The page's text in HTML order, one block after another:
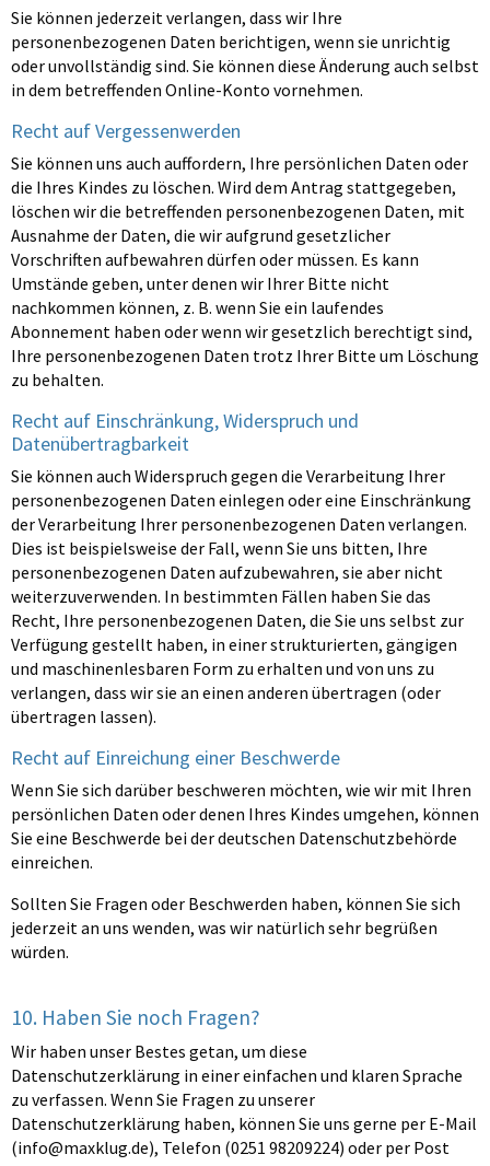
Sie können jederzeit verlangen, dass wir Ihre
personenbezogenen Daten berichtigen, wenn sie unrichtig
oder unvollständig sind. Sie können diese Änderung auch selbst
in dem betreffenden Online-Konto vornehmen.
Recht auf Vergessenwerden
Sie können uns auch auffordern, Ihre persönlichen Daten oder
die Ihres Kindes zu löschen. Wird dem Antrag stattgegeben,
löschen wir die betreffenden personenbezogenen Daten, mit
Ausnahme der Daten, die wir aufgrund gesetzlicher
Vorschriften aufbewahren dürfen oder müssen. Es kann
Umstände geben, unter denen wir Ihrer Bitte nicht
nachkommen können, z. B. wenn Sie ein laufendes
Abonnement haben oder wenn wir gesetzlich berechtigt sind,
Ihre personenbezogenen Daten trotz Ihrer Bitte um Löschung
zu behalten.
Recht auf Einschränkung, Widerspruch und
Datenübertragbarkeit
Sie können auch Widerspruch gegen die Verarbeitung Ihrer
personenbezogenen Daten einlegen oder eine Einschränkung
der Verarbeitung Ihrer personenbezogenen Daten verlangen.
Dies ist beispielsweise der Fall, wenn Sie uns bitten, Ihre
personenbezogenen Daten aufzubewahren, sie aber nicht
weiterzuverwenden. In bestimmten Fällen haben Sie das
Recht, Ihre personenbezogenen Daten, die Sie uns selbst zur
Verfügung gestellt haben, in einer strukturierten, gängigen
und maschinenlesbaren Form zu erhalten und von uns zu
verlangen, dass wir sie an einen anderen übertragen (oder
übertragen lassen).
Recht auf Einreichung einer Beschwerde
Wenn Sie sich darüber beschweren möchten, wie wir mit Ihren
persönlichen Daten oder denen Ihres Kindes umgehen, können
Sie eine Beschwerde bei der deutschen Datenschutzbehörde
einreichen.
Sollten Sie Fragen oder Beschwerden haben, können Sie sich
jederzeit an uns wenden, was wir natürlich sehr begrüßen
würden.
10. Haben Sie noch Fragen?
Wir haben unser Bestes getan, um diese
Datenschutzerklärung in einer einfachen und klaren Sprache
zu verfassen. Wenn Sie Fragen zu unserer
Datenschutzerklärung haben, können Sie uns gerne per E-Mail
(info@maxklug.de), Telefon (0251 98209224) oder per Post